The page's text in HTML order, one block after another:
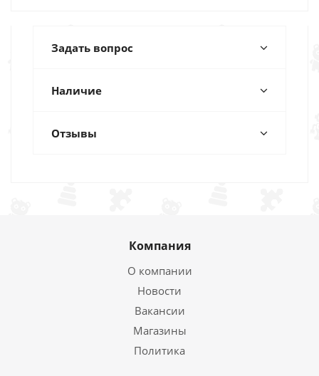
Задать вопрос
Наличие
Отзывы
Компания
О компании
Новости
Вакансии
Магазины
Политика